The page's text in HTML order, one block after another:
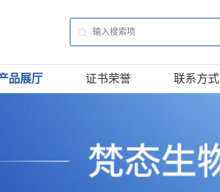
品展厅 证书荣誉 联系方式